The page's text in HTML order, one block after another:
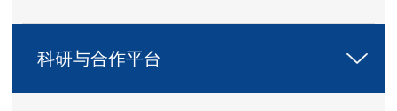
科研与合作平台